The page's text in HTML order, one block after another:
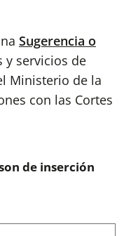
Sugerencia o
y servicios de
Ministerio de la
con las Cortes
de inserción